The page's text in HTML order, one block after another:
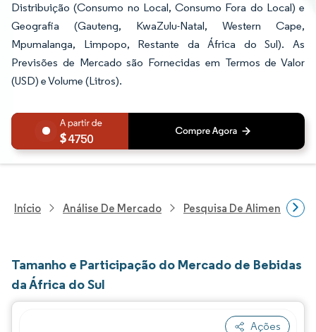
Distribuição (Consumo no Local, Consumo Fora do Local) e
Geografia (Gauteng, KwaZulu-Natal, Western Cape,
Mpumalanga, Limpopo, Restante da África do Sul). As
Previsões de Mercado são Fornecidas em Termos de Valor
(USD) e Volume (Litros).
4750
Início Análise De Mercado Pesquisa De Alimentos E
Tamanho e Participação do Mercado de Bebidas
da África do Sul
Ações